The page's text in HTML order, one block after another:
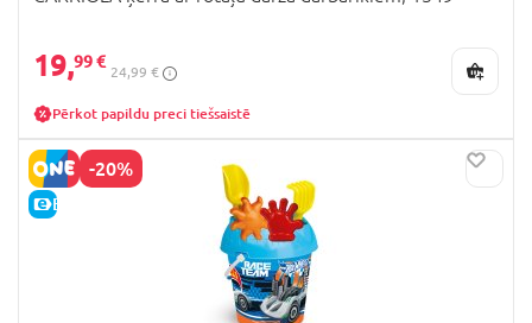
19,99 €
24,99 €
Pērkot papildu preci tiešsaistē
-20%
E-CENA